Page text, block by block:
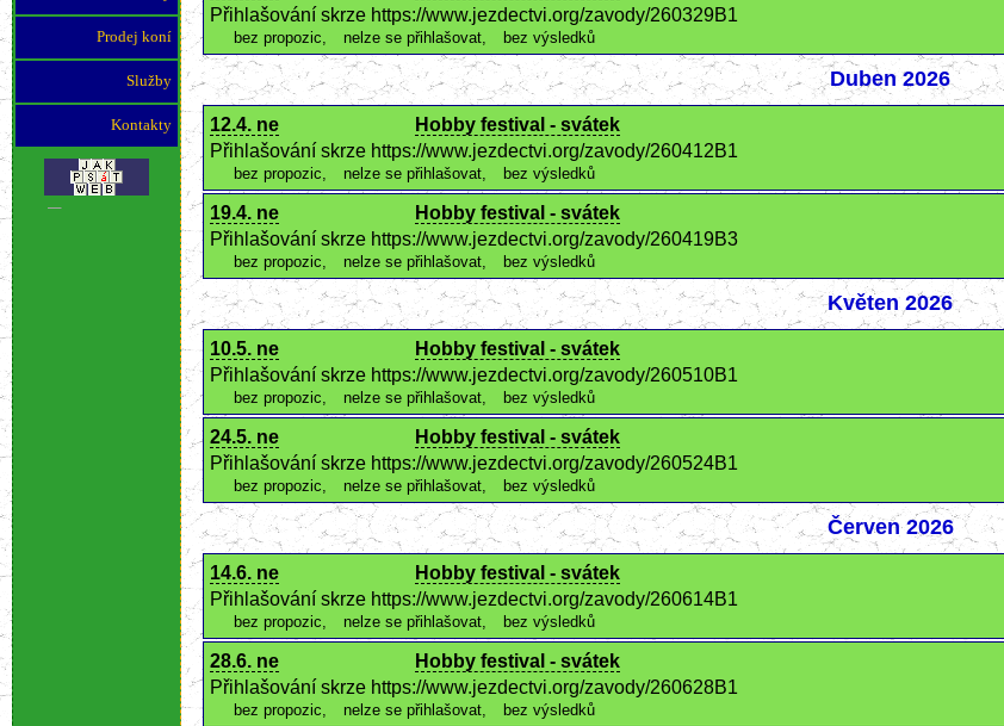
Přihlašování skrze https://www.jezdectvi.org/zavody/260329B1
bez propozic, nelze se přihlašovat, bez výsledků
Duben 2026
12.4. ne
Hobby festival - svátek
Přihlašování skrze https://www.jezdectvi.org/zavody/260412B1
bez propozic, nelze se přihlašovat, bez výsledků
19.4. ne
Hobby festival - svátek
Přihlašování skrze https://www.jezdectvi.org/zavody/260419B3
bez propozic, nelze se přihlašovat, bez výsledků
Květen 2026
10.5. ne
Hobby festival - svátek
Přihlašování skrze https://www.jezdectvi.org/zavody/260510B1
bez propozic, nelze se přihlašovat, bez výsledků
24.5. ne
Hobby festival - svátek
Přihlašování skrze https://www.jezdectvi.org/zavody/260524B1
bez propozic, nelze se přihlašovat, bez výsledků
Červen 2026
14.6. ne
Hobby festival - svátek
Přihlašování skrze https://www.jezdectvi.org/zavody/260614B1
bez propozic, nelze se přihlašovat, bez výsledků
28.6. ne
Hobby festival - svátek
Přihlašování skrze https://www.jezdectvi.org/zavody/260628B1
bez propozic, nelze se přihlašovat, bez výsledků
Prodej koní
Služby
Kontakty